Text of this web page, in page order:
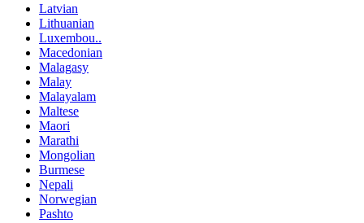
Latvian
Lithuanian
Luxembou..
Macedonian
Malagasy
Malay
Malayalam
Maltese
Maori
Marathi
Mongolian
Burmese
Nepali
Norwegian
Pashto